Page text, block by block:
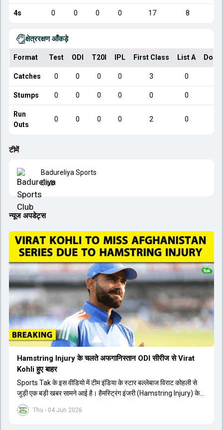
4s 0 0 0 0 17 8
क्षेत्ररक्षण आँकड़े
Format Test ODI T20I IPL First Class List A
Catches 0 0 0 0 3 0
Stumps 0 0 0 0 0 0
Run
Outs
0 0 0 0 2 0
टीमें
Badureliya Sports
Club
न्यूज अपडेट्स
Thu - 04 Jun 2026
Hamstring Injury के चलते अफगानिस्तान ODI सीरीज से Virat
Kohli हुए बाहर
Sports Tak के इस वीडियो में टीम इंडिया के स्टार बल्लेबाज विराट कोहली से
जुड़ी एक बड़ी खबर सामने आई है। हैमस्ट्रिंग इंजरी (Hamstring Injury) के
कारण विराट कोहली अफगानिस्तान के खिलाफ होने वाली आगामी तीन मैचों की
वनडे सीरीज से बाहर हो गए हैं। भारत और अफगानिस्तान के बीच इस वनडे सीरीज